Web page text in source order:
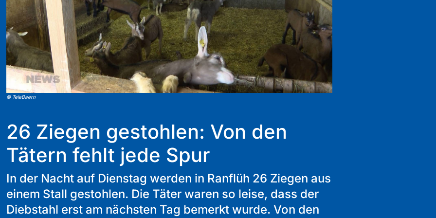
© TeleBaern
26 Ziegen gestohlen: Von den
Tätern fehlt jede Spur
In der Nacht auf Dienstag werden in Ranflüh 26 Ziegen aus
einem Stall gestohlen. Die Täter waren so leise, dass der
Diebstahl erst am nächsten Tag bemerkt wurde. Von den